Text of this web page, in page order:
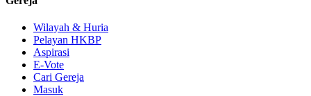
Wilayah & Huria
Pelayan HKBP
Aspirasi
E-Vote
Cari Gereja
Masuk